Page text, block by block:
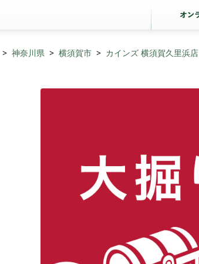
神奈川県 横須賀市 カインズ 横須賀久里浜店